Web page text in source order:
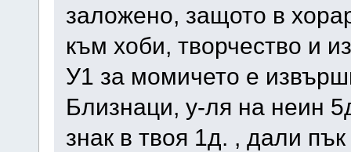
заложено, защото в
към хоби, творчество и
У1 за момичето е
Близнаци, у-ля на неин
знак в твоя 1д. , дали